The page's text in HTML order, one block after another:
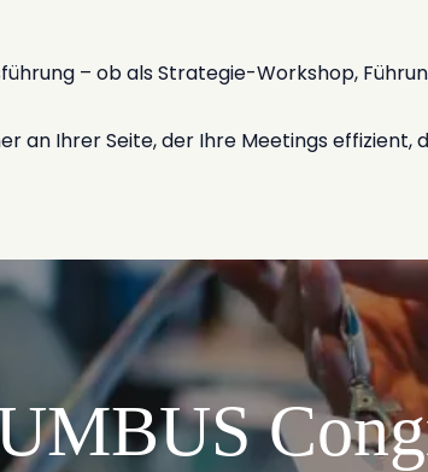
– ob als Strategie-Workshop,
an Ihrer Seite, der Ihre Meetings